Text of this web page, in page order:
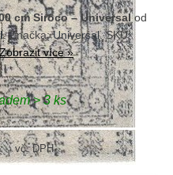
cm Siroco – Universalod
. Značka:Universal. SKU:
Zobrazit více »
> 3 ks
vč. DPH